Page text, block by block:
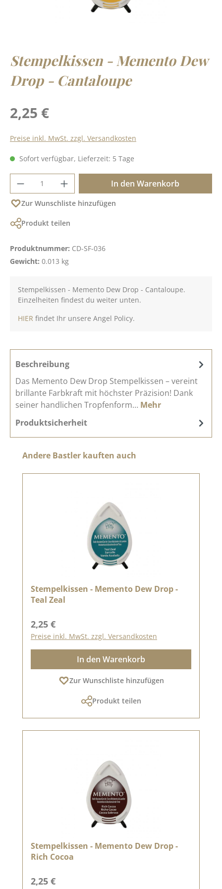
Stempelkissen - Memento Dew
Drop - Cantaloupe
Regulärer Preis:
2,25 €
Preise inkl. MwSt. zzgl. Versandkosten
Sofort verfügbar, Lieferzeit: 5 Tage
Produkt Anzahl: Gib den gewünschten
In den Warenkorb
Zur Wunschliste hinzufügen
Produkt teilen
Produktnummer: CD-SF-036
Gewicht: 0.013 kg
Stempelkissen - Memento Dew Drop - Cantaloupe.
Einzelheiten findest du weiter unten.
HIER findet Ihr unsere Angel Policy.
Beschreibung
Das Memento Dew Drop Stempelkissen – vereint
brillante Farbkraft mit höchster Präzision! Dank
seiner handlichen Tropfenform… Mehr
Produktsicherheit
Produktgalerie überspringen
Andere Bastler kauften auch
Stempelkissen - Memento Dew Drop -
Teal Zeal
Regulärer Preis:
2,25 €
Preise inkl. MwSt. zzgl. Versandkosten
In den Warenkorb
Zur Wunschliste hinzufügen
Produkt teilen
Stempelkissen - Memento Dew Drop -
Rich Cocoa
Regulärer Preis:
2,25 €